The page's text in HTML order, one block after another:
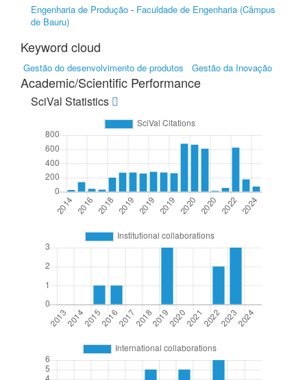
Engenharia de Produção - Faculdade de Engenharia (Câmpus
de Bauru)
Keyword cloud
Gestão do desenvolvimento de produtos Gestão da Inovação
Academic/Scientific Performance
SciVal Statistics